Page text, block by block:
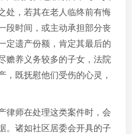
处，若其在老人临终前有悔
段时间，或主动承担部分丧
定遗产份额，肯定其最后的
赡养义务较多的子女，法院
既抚慰他们受伤的心灵，
师在处理这类案件时，会
。诸如社区居委会开具的子